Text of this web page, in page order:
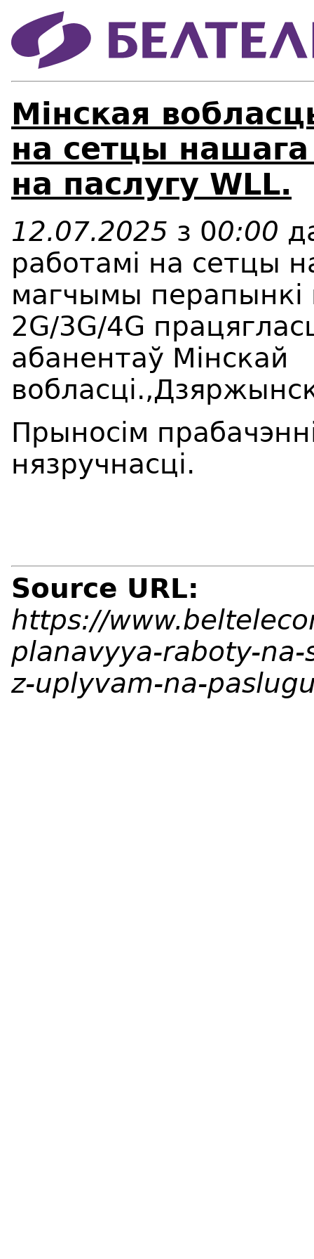
Мінская
на сетцы
на паслугу WLL.
12.07.2025 з 00:00
работамi на сетцы
магчымы перапынкi
2G/3G/4G
абанентаў Мiнскай
Прыносім
нязручнасці.
Source URL:
https://
planavyya-raboty-
z-uplyvam-na-